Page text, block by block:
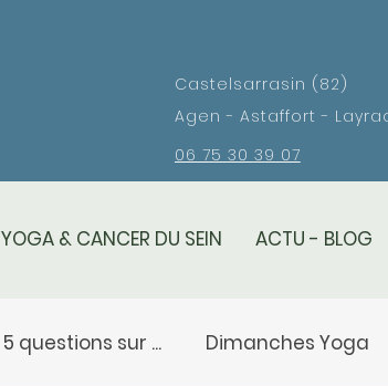
Castelsarrasin (82)
Agen - Astaffort -
06 75 30 39 07
YOGA & CANCER DU SEIN ACTU - BLOG
5 questions sur ... Dimanches Yoga